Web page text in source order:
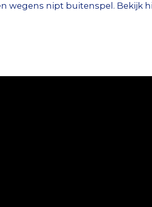
wegens nipt buitenspel. Bekijk